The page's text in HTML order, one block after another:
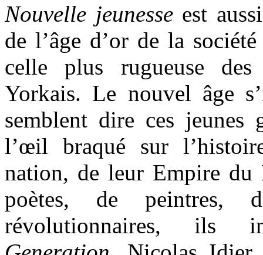
Nouvelle jeunesseest
de l’âge d’or de la
celle plus rugueuse
Yorkais. Le nouvel âge
semblent dire ces jeunes
l’œil braqué sur
nation, de leur Empire du
poètes, de peintres,
révolutionnaires,